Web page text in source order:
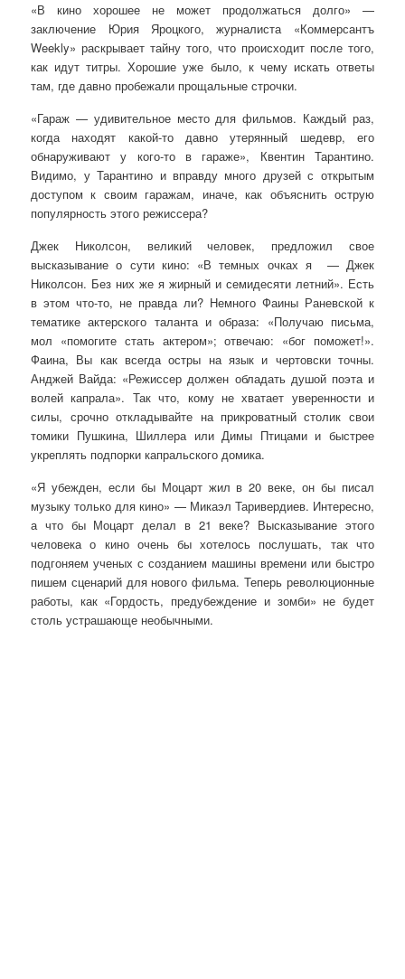
«В кино хорошее не может продолжаться долго» —
заключение Юрия Яроцкого, журналиста «Коммерсантъ
Weekly» раскрывает тайну того, что происходит после того,
как идут титры. Хорошие уже было, к чему искать ответы
там, где давно пробежали прощальные строчки.
«Гараж — удивительное место для фильмов. Каждый раз,
когда находят какой-то давно утерянный шедевр, его
обнаруживают у кого-то в гараже», Квентин Тарантино.
Видимо, у Тарантино и вправду много друзей с открытым
доступом к своим гаражам, иначе, как объяснить острую
популярность этого режиссера?
Джек Николсон, великий человек, предложил свое
высказывание о сути кино: «В темных очках я — Джек
Николсон. Без них же я жирный и семидесяти летний». Есть
в этом что-то, не правда ли? Немного Фаины Раневской к
тематике актерского таланта и образа: «Получаю письма,
мол «помогите стать актером»; отвечаю: «бог поможет!».
Фаина, Вы как всегда остры на язык и чертовски точны.
Анджей Вайда: «Режиссер должен обладать душой поэта и
волей капрала». Так что, кому не хватает уверенности и
силы, срочно откладывайте на прикроватный столик свои
томики Пушкина, Шиллера или Димы Птицами и быстрее
укреплять подпорки капральского домика.
«Я убежден, если бы Моцарт жил в 20 веке, он бы писал
музыку только для кино» — Микаэл Таривердиев. Интересно,
а что бы Моцарт делал в 21 веке? Высказывание этого
человека о кино очень бы хотелось послушать, так что
подгоняем ученых с созданием машины времени или быстро
пишем сценарий для нового фильма. Теперь революционные
работы, как «Гордость, предубеждение и зомби» не будет
столь устрашающе необычными.